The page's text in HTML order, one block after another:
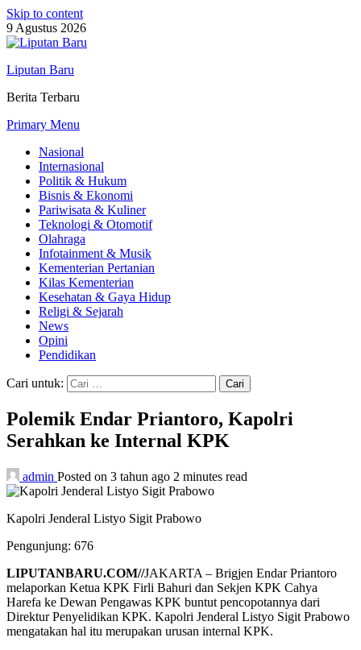
Skip to content
9 Agustus 2026
Liputan Baru
Berita Terbaru
Primary Menu
Nasional
Internasional
Politik & Hukum
Bisnis & Ekonomi
Pariwisata & Kuliner
Teknologi & Otomotif
Olahraga
Infotainment & Musik
Kementerian Pertanian
Kilas Kementerian
Kesehatan & Gaya Hidup
Religi & Sejarah
News
Opini
Pendidikan
Cari untuk:
Polemik Endar Priantoro, Kapolri
Serahkan ke Internal KPK
admin Posted on 3 tahun ago 2 minutes read
Kapolri Jenderal Listyo Sigit Prabowo
Pengunjung: 676
LIPUTANBARU.COM//JAKARTA – Brigjen Endar Priantoro
melaporkan Ketua KPK Firli Bahuri dan Sekjen KPK Cahya
Harefa ke Dewan Pengawas KPK buntut pencopotannya dari
Direktur Penyelidikan KPK. Kapolri Jenderal Listyo Sigit Prabowo
mengatakan hal itu merupakan urusan internal KPK.